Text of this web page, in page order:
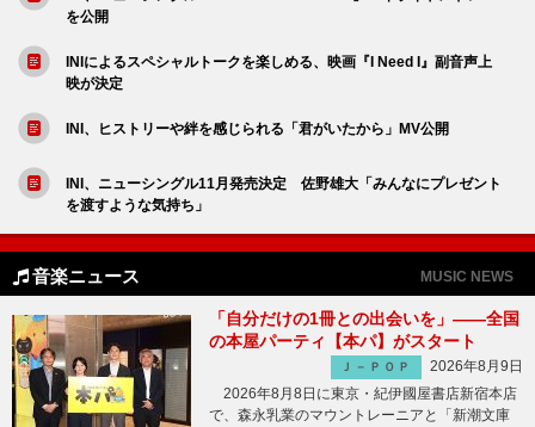
を公開
INIによるスペシャルトークを楽しめる、映画『I Need I』副音声上
映が決定
INI、ヒストリーや絆を感じられる「君がいたから」MV公開
INI、ニューシングル11月発売決定 佐野雄大「みんなにプレゼント
を渡すような気持ち」
音楽ニュース MUSIC NEWS
「自分だけの1冊との出会いを」――全国
の本屋パーティ【本パ】がスタート
Ｊ－ＰＯＰ
2026年8月9日
2026年8月8日に東京・紀伊國屋書店新宿本店
で、森永乳業のマウントレーニアと「新潮文庫